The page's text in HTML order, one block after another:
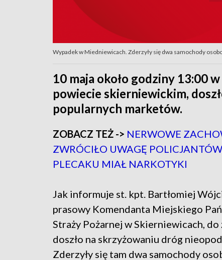
Wypadek w Miedniewicach. Zderzyły się dwa samochody
10 maja około godziny 13:00
powiecie skierniewickim,
popularnych marketów.
ZOBACZ TEŻ -> NERWOWE
ZWRÓCIŁO UWAGĘ
PLECAKU MIAŁ NARKOTYKI
Jak informuje st. kpt. Bartłomiej
prasowy Komendanta Miejskiego
Straży Pożarnej w Skierniewicach, do
doszło na skrzyżowaniu dróg
Zderzyły się tam dwa samochody